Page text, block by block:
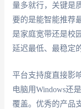
量多就行，关键是
要的是能智能推荐
是家庭宽带还是校
延迟最低、最稳定
平台支持度直接影
电脑用Windows还
覆盖。优秀的产品